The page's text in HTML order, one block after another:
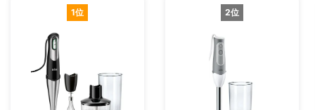
1位 2位